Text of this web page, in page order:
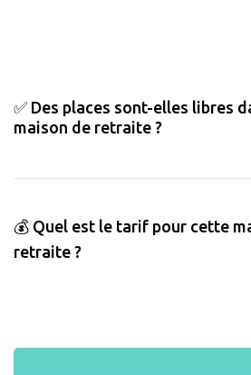
✅ Des places sont-elles libres
maison de retraite ?
💰 Quel est le tarif pour cette
retraite ?